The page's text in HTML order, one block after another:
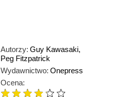
Autorzy: Guy Kawasaki,
Peg Fitzpatrick
Wydawnictwo: Onepress
Ocena: